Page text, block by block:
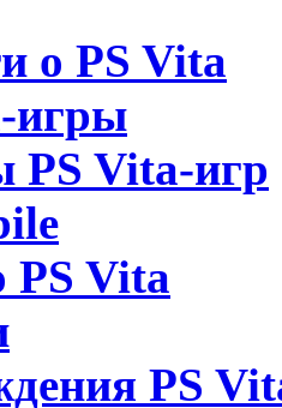
о PS Vita
игры
PS Vita-игр
PS Vita
PS